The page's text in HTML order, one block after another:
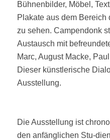
Bühnenbilder, Möbel,
Plakate aus dem Bereich
zu sehen. Campendonk
Austausch mit
Marc, August Macke,
Dieser künstlerische
Ausstellung.
Die Ausstellung ist
den anfänglichen Stu-